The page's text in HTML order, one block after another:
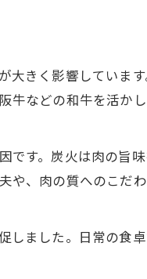
ティの強さ
感形成
の焼肉文化
人の技法
歩み
発展
きく影響していま
などの和牛を活か
す。炭火は肉の旨
、肉の質へのこだ
ました。日常の食